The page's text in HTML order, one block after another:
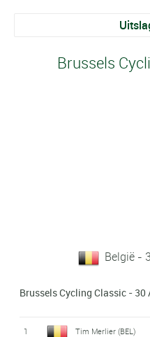
Brussels
België -
Brussels Cycling Classic - 30
1 Tim Merlier (BEL)